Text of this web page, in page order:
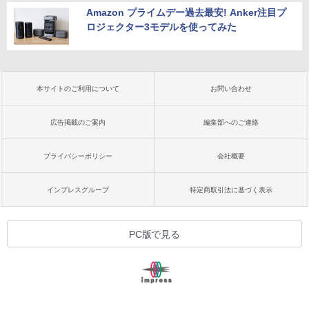
Amazon プライムデー過去最安! Anker注目プ
ロジェクター3モデルを使ってみた
本サイトのご利用について お問い合わせ
広告掲載のご案内 編集部へのご連絡
プライバシーポリシー 会社概要
インプレスグループ 特定商取引法に基づく表示
PC版で見る